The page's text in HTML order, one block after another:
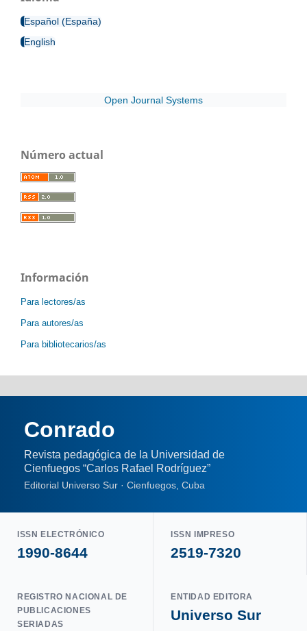
Español (España)
English
Open Journal Systems
Número actual
Información
Para lectores/as
Para autores/as
Para bibliotecarios/as
Conrado
Revista pedagógica de la Universidad de
Cienfuegos “Carlos Rafael Rodríguez”
Editorial Universo Sur · Cienfuegos, Cuba
ISSN ELECTRÓNICO
1990-8644
ISSN IMPRESO
2519-7320
REGISTRO NACIONAL DE
PUBLICACIONES
SERIADAS
ENTIDAD EDITORA
Universo Sur